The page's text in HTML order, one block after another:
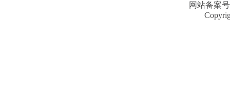
网站备案